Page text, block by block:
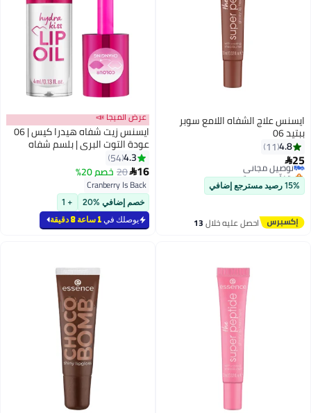
ايسنس علاج الشفاه اللامع سوبر
ببتيد 06
4.8
11
25توصيل مجاني
بتخلّص بسرعة
توصيل مجاني
15% رصيد مسترجع إضافي
احصل عليه خلال13
عرض الميجا 📣
ايسنس زيت شفاه هيدرا كيس | 06
عودة التوت البري | بلسم شفاه
مرطب مع زيوت | لمسة رطبة |
ترطيب ونعومة | صديق للحيوانات |
تطبيق ناعم لجميع أنواع البشرة
4.3
54
16
20 خصم 20%
Cranberry Is Back
خصم إضافي %20 + 1
يوصلك في 1 ساعة 8 دقيقة